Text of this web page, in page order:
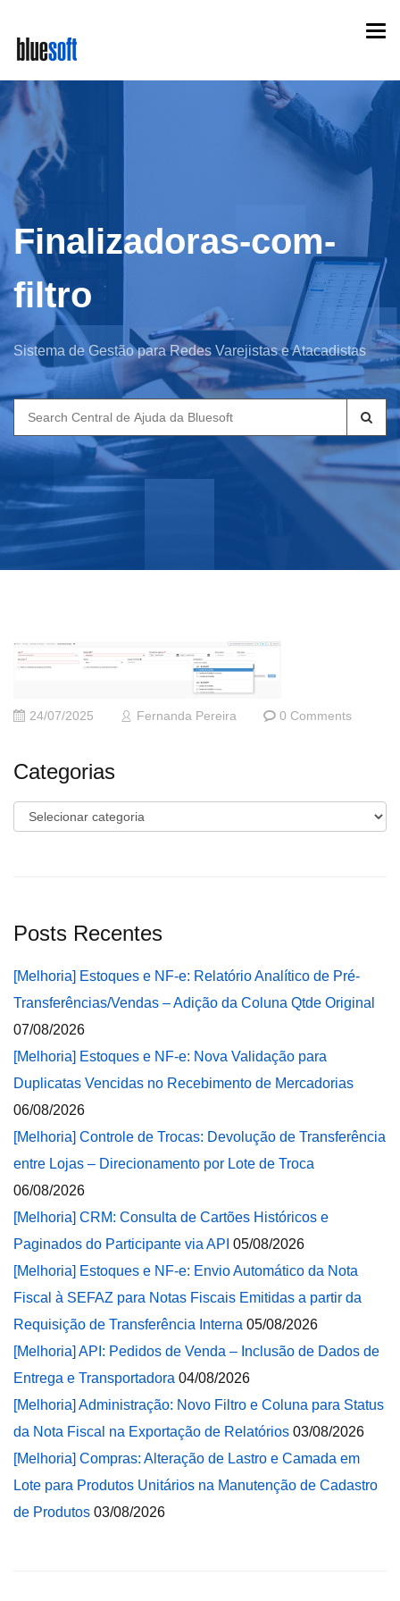
main
content
Finalizadoras-com-
filtro
Sistema de Gestão para Redes Varejistas e Atacadistas
Search
for:
24/07/2025 Fernanda Pereira 0 Comments
Categorias
Categorias
Posts Recentes
[Melhoria] Estoques e NF-e: Relatório Analítico de Pré-
Transferências/Vendas – Adição da Coluna Qtde Original
07/08/2026
[Melhoria] Estoques e NF-e: Nova Validação para
Duplicatas Vencidas no Recebimento de Mercadorias
06/08/2026
[Melhoria] Controle de Trocas: Devolução de Transferência
entre Lojas – Direcionamento por Lote de Troca
06/08/2026
[Melhoria] CRM: Consulta de Cartões Históricos e
Paginados do Participante via API 05/08/2026
[Melhoria] Estoques e NF-e: Envio Automático da Nota
Fiscal à SEFAZ para Notas Fiscais Emitidas a partir da
Requisição de Transferência Interna 05/08/2026
[Melhoria] API: Pedidos de Venda – Inclusão de Dados de
Entrega e Transportadora 04/08/2026
[Melhoria] Administração: Novo Filtro e Coluna para Status
da Nota Fiscal na Exportação de Relatórios 03/08/2026
[Melhoria] Compras: Alteração de Lastro e Camada em
Lote para Produtos Unitários na Manutenção de Cadastro
de Produtos 03/08/2026